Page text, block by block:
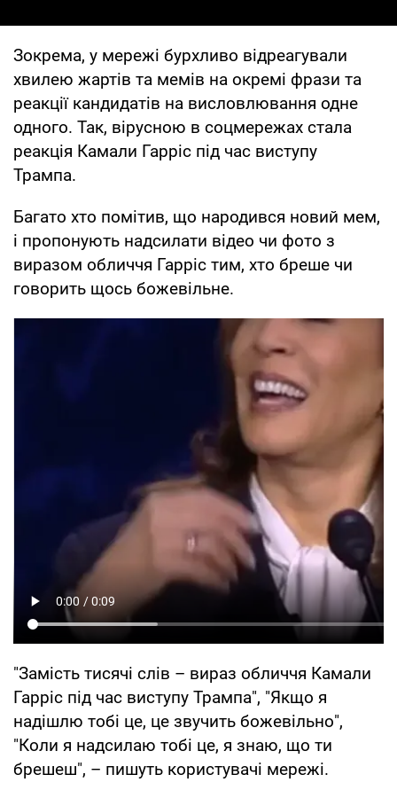
Зокрема, у мережі бурхливо відреагували
хвилею жартів та мемів на окремі фрази та
реакції кандидатів на висловлювання одне
одного. Так, вірусною в соцмережах стала
реакція Камали Гарріс під час виступу
Трампа.
Багато хто помітив, що народився новий мем,
і пропонують надсилати відео чи фото з
виразом обличчя Гарріс тим, хто бреше чи
говорить щось божевільне.
"Замість тисячі слів – вираз обличчя Камали
Гарріс під час виступу Трампа", "Якщо я
надішлю тобі це, це звучить божевільно",
"Коли я надсилаю тобі це, я знаю, що ти
брешеш", – пишуть користувачі мережі.